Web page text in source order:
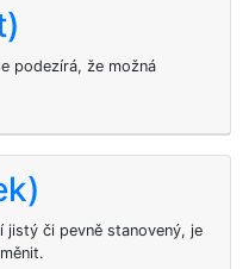
podezírá, že možná
jistý či pevně stanovený, je